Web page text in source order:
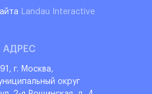
Landau Interactive
АДРЕС
г. Москва,
округ